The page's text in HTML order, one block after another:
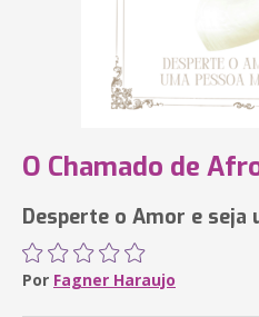
O Chamado de
Desperte o Amor e seja
Por Fagner Haraujo